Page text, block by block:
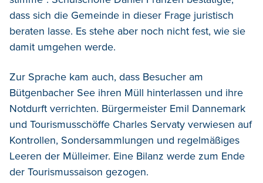
dass sich die Gemeinde in dieser Frage juristisch
beraten lasse. Es stehe aber noch nicht fest, wie sie
damit umgehen werde.
Zur Sprache kam auch, dass Besucher am
Bütgenbacher See ihren Müll hinterlassen und ihre
Notdurft verrichten. Bürgermeister Emil Dannemark
und Tourismusschöffe Charles Servaty verwiesen auf
Kontrollen, Sondersammlungen und regelmäßiges
Leeren der Mülleimer. Eine Bilanz werde zum Ende
der Tourismussaison gezogen.